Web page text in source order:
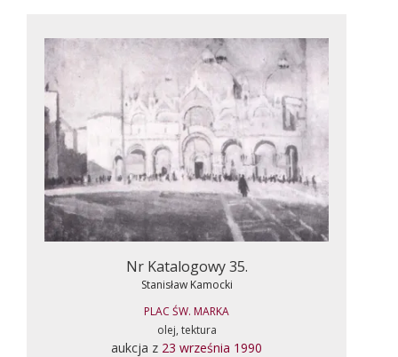
Nr Katalogowy 35.
Stanisław Kamocki
PLAC ŚW. MARKA
olej, tektura
aukcja z 23 września 1990